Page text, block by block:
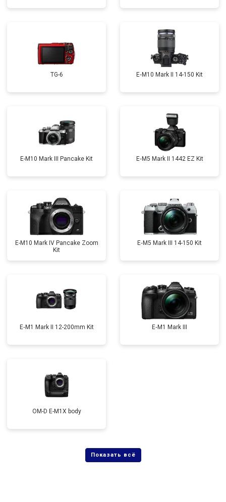
TG-6 E‑M10 Mark II 14-150 Kit
E-M10 Mark III Pancake Kit E‑M5 Mark II 1442 EZ Kit
E-M10 Mark IV Pancake Zoom
Kit
E‑M5 Mark III 14-150 Kit
E‑M1 Mark II 12-200mm Kit E‑M1 Mark III
OM-D E-M1X body